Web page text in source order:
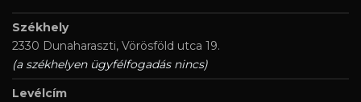
Székhely
2330 Dunaharaszti, Vörösföld utca 19.
(a székhelyen ügyfélfogadás nincs)
Levélcím